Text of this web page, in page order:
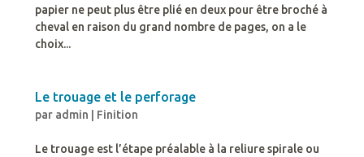
papier ne peut plus être plié en deux pour être broché à
cheval en raison du grand nombre de pages, on a le
choix...
Le trouage et le perforage
par admin Finition
Le trouage est l’étape préalable à la reliure spirale ou